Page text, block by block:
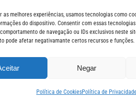
as melhores experiências, usamos tecnologias como
do dispositivo. Consentir com essas
de navegação ou IDs exclusivos neste
pode afetar negativamante certos recursos e funções.
Negar
Política de CookiesPolítica de
O Festival Panorama é uma